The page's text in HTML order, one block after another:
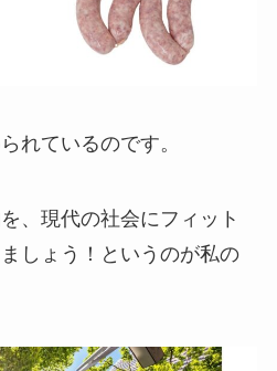
れているのです。
、現代の社会にフィット
しょう！というのが私の